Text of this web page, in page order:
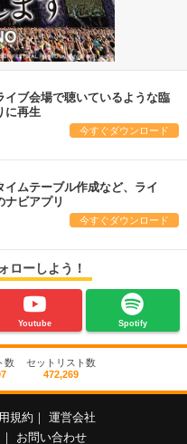
イブ会場で聴いているような臨
に再生
今すぐダウンロード
イムテーブル作成など、ライ
ナビアプリ
今すぐダウンロード
ローしよう！
Youtube Spotify
数
セットリスト数
472,269
規約
運営会社
お問い合わせ